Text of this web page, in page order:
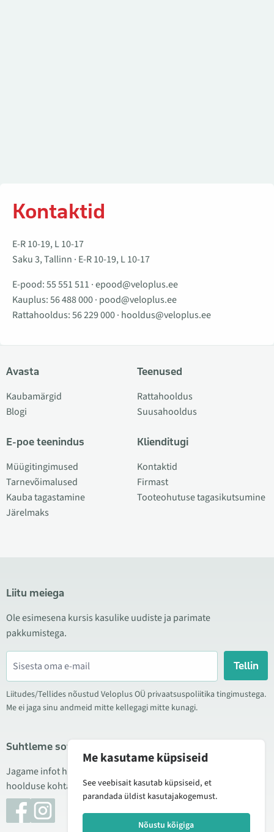
Kontaktid
E-R 10-19, L 10-17
Saku 3, Tallinn · E-R 10-19, L 10-17
E-pood:55 551 511 ·epood@veloplus.ee
Kauplus:56 488 000· pood@veloplus.ee
Rattahooldus:56 229 000· hooldus@veloplus.ee
Avasta
Kaubamärgid
Blogi
E-poe teenindus
Müügitingimused
Tarnevõimalused
Kauba tagastamine
Järelmaks
Teenused
Rattahooldus
Suusahooldus
Klienditugi
Kontaktid
Firmast
Tooteohutuse tagasikutsumine
Liitu meiega
Ole esimesena kursis kasulike uudiste ja parimate
pakkumistega.
Tellin
Liitudes/Tellides nõustud Veloplus OÜ privaatsuspoliitika tingimustega.
Me ei jaga sinu andmeid mitte kellegagi mitte kunagi.
Suhtleme sotsiaalmeedias
Jagame infot hea hinna kampaaniate, uute toodete ning
hoolduse kohta. Mõnikord teeme ka tooteülevaateid.
Me kasutame küpsiseid
See veebisait kasutab küpsiseid, et
parandada üldist kasutajakogemust.
Nõustu kõigiga